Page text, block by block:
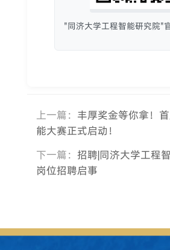
"同济大学工程智能研究院"
上一篇： 丰厚奖金等你拿！
能大赛正式启动！
下一篇：招聘|同济大学工程
岗位招聘启事